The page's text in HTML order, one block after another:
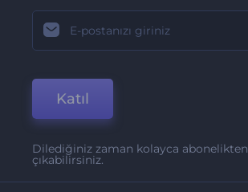
Katıl
Dilediğiniz zaman kolayca abonelikten
çıkabilirsiniz.